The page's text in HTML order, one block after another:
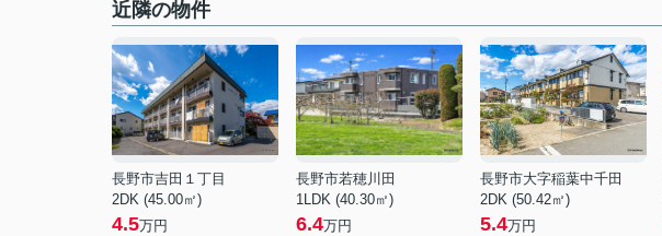
近隣の物件
長野市吉田１丁目
2DK (45.00㎡)
4.5万円
長野市若穂川田
1LDK (40.30㎡)
6.4万円
長野市大字稲葉中千田
2DK (50.42㎡)
5.4万円